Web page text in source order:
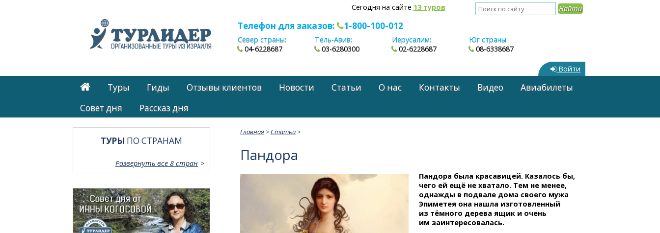
Сегодня на сайте 13 туров
Телефон для заказов: 1-800-100-012
Север страны:
04-6228687
Тель-Авив:
03-6280300
Иерусалим:
02-6228687
Юг страны:
08-6338687
Войти
Туры Гиды Отзывы клиентов Новости Статьи О нас Контакты Видео
Авиабилеты
Cовет дня
Рассказ дня
Главная > Статьи >
Пандора
Пандора была красавицей. Казалось бы,
чего ей ещё не хватало. Тем не менее,
однажды в подвале дома своего мужа
Эпиметея она нашла изготовленный
из тёмного дерева ящик и очень
им заинтересовалась.
ТУРЫ ПО СТРАНАМ
Развернуть все 8 стран